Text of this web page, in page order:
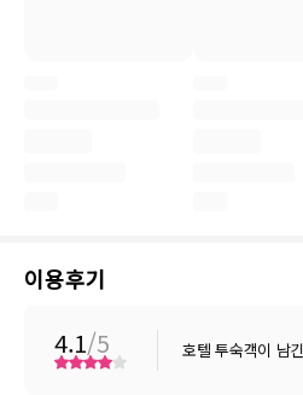
이용후기
4.1/5 호텔 투숙객이 남긴